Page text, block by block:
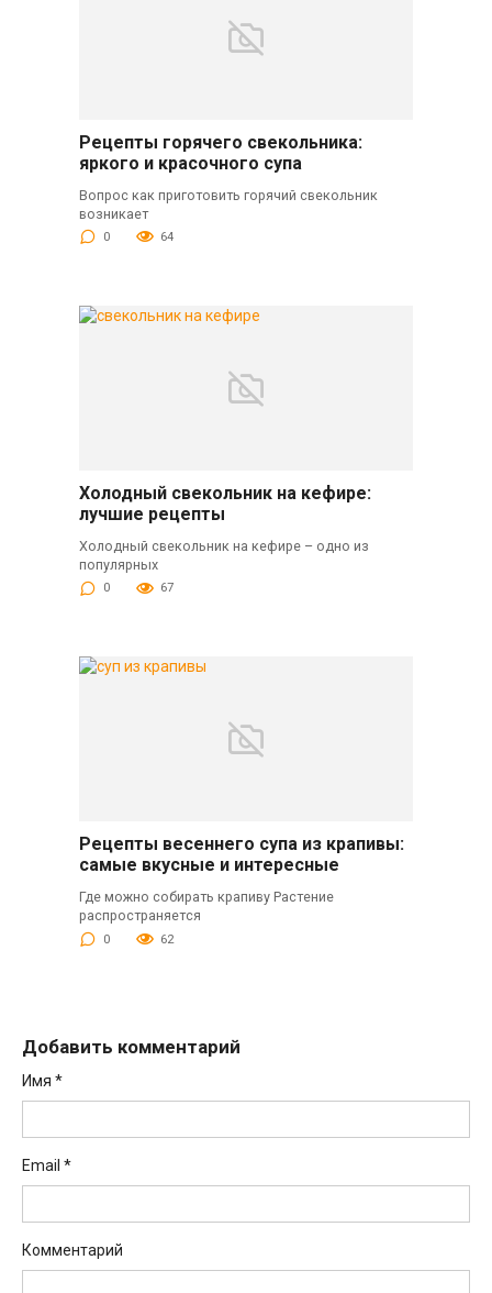
Рецепты горячего свекольника:
яркого и красочного супа
Вопрос как приготовить горячий свекольник
возникает
0 64
Холодный свекольник на кефире:
лучшие рецепты
Холодный свекольник на кефире – одно из
популярных
0 67
Рецепты весеннего супа из крапивы:
самые вкусные и интересные
Где можно собирать крапиву Растение
распространяется
0 62
Добавить комментарий
Имя *
Email *
Комментарий